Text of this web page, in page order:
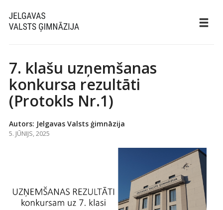
7. klašu uzņemšanas
konkursa rezultāti
(Protokls Nr.1)
Autors: Jelgavas Valsts ģimnāzija
5. JŪNIJS, 2025